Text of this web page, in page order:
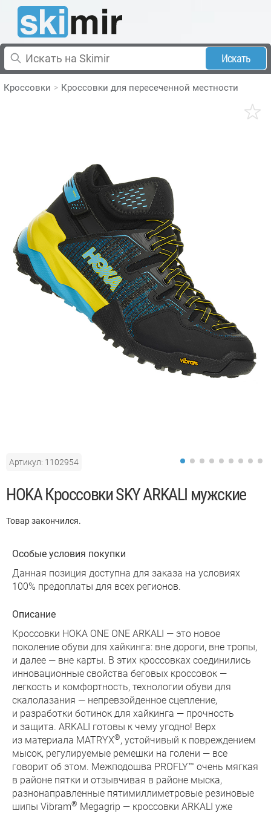
Искать
Кроссовки Кроссовки для пересеченной местности
Артикул: 1102954
HOKA Кроссовки SKY ARKALI мужские
Товар закончился.
Особые условия покупки
Данная позиция доступна для заказа на условиях
100% предоплаты для всех регионов.
Описание
Кроссовки HOKA ONE ONE ARKALI — это новое
поколение обуви для хайкинга: вне дороги, вне тропы,
и далее — вне карты. В этих кроссовках соединились
инновационные свойства беговых кроссовок —
легкость и комфортность, технологии обуви для
скалолазания — непревзойденное сцепление,
и разработки ботинок для хайкинга — прочность
и защита. ARKALI готовы к чему угодно! Верх
из материала MATRYX®, устойчивый к повреждением
мысок, регулируемые ремешки на голени — все
говорит об этом. Межподошва PROFLY™ очень мягкая
в районе пятки и отзывчивая в районе мыска,
разнонаправленные пятимиллиметровые резиновые
шипы Vibram® Megagrip — кроссовки ARKALI уже